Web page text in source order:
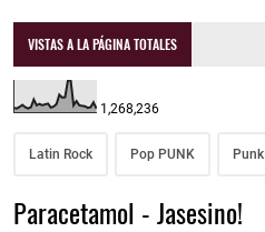
VISTAS A LA PÁGINA TOTALES
1,268,236
Latin Rock Pop PUNK Punk
Paracetamol - Jasesino!